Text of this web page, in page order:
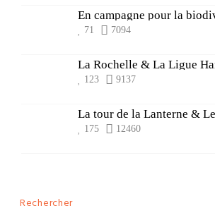
En campagne pour la
71 7094
123 9137
175 12460
Rechercher